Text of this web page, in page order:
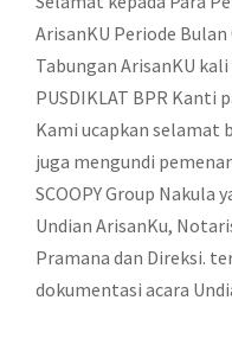
ArisanKU Periode Bulan
Tabungan ArisanKU
PUSDIKLAT BPR Kanti
Kami ucapkan selamat
juga mengundi
SCOOPY Group Nakula
Undian ArisanKu,
Pramana dan Direksi.
dokumentasi acara